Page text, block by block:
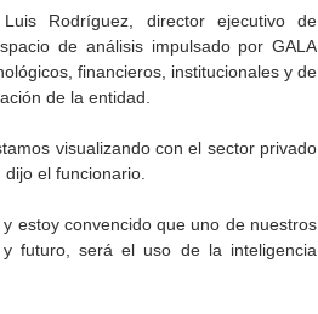
Rodríguez, director ejecutivo de
de análisis impulsado por GALA
financieros, institucionales y de
de la entidad.
visualizando con el sector privado
el funcionario.
estoy convencido que uno de nuestros
futuro, será el uso de la inteligencia